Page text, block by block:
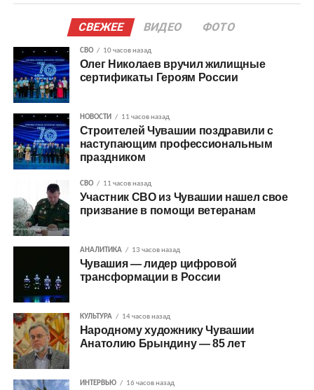
СВЕЖЕЕ ВИДЕО ФОТО
СВО 10 часов назад
Олег Николаев вручил жилищные
сертификаты Героям России
НОВОСТИ 11 часов назад
Строителей Чувашии поздравили с
наступающим профессиональным
праздником
СВО 11 часов назад
Участник СВО из Чувашии нашел свое
призвание в помощи ветеранам
АНАЛИТИКА 13 часов назад
Чувашия — лидер цифровой
трансформации в России
КУЛЬТУРА 14 часов назад
Народному художнику Чувашии
Анатолию Брындину — 85 лет
ИНТЕРВЬЮ 16 часов назад